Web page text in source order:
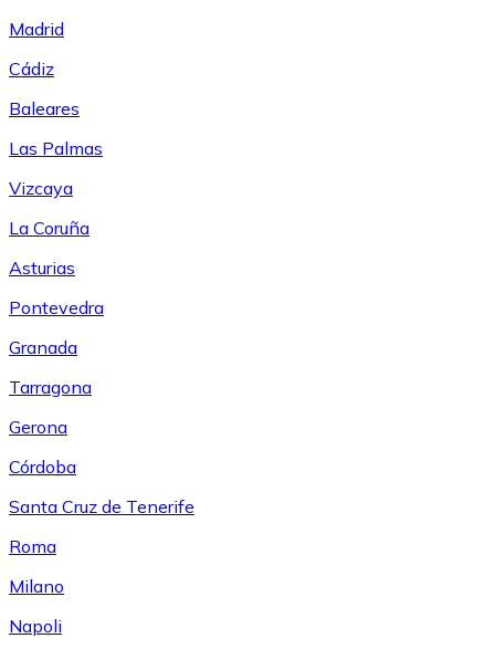
Madrid
Cádiz
Baleares
Las Palmas
Vizcaya
La Coruña
Asturias
Pontevedra
Granada
Tarragona
Gerona
Córdoba
Santa Cruz de Tenerife
Roma
Milano
Napoli